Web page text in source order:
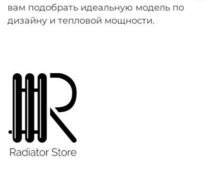
вам подобрать идеальную модель по
дизайну и тепловой мощности.